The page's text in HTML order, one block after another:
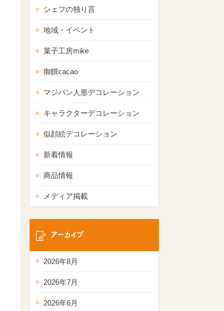
シェフの独り言
地域・イベント
菓子工房mike
御饌cacao
マジパン人形デコレーション
キャラクターデコレーション
似顔絵デコレーション
新着情報
商品情報
メディア掲載
アーカイブ
2026年8月
2026年7月
2026年6月